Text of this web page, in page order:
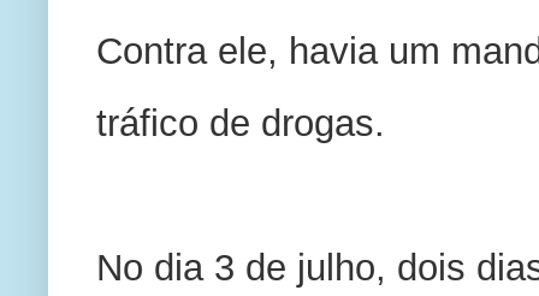
Contra ele, havia um
tráfico de drogas.
No dia 3 de julho, dois